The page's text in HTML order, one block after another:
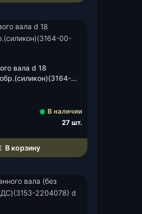
вала d 18
◉ В наличии
27 шт.
В корзину